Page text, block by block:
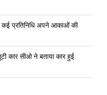
कई प्रतिनिधि अपने आकाओं की
कार सीओ ने बताया कार हुई